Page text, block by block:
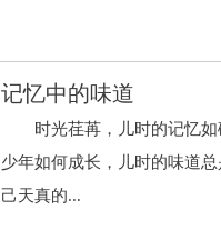
记忆中的味道
时光荏苒，儿时的记忆如
少年如何成长，儿时的味道
己天真的...